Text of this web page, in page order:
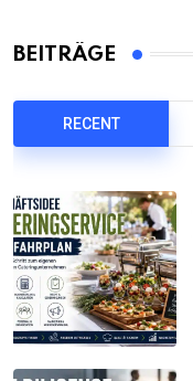
BEITRÄGE
RECENT